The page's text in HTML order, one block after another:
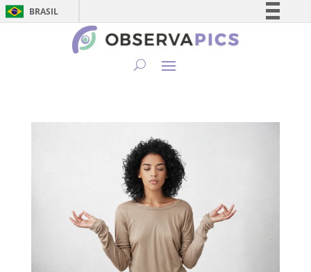
BRASIL
Simplifique!